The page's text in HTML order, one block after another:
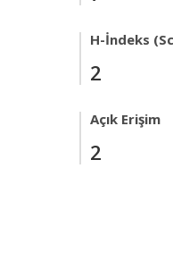
H-İndeks
2
Açık Erişim
2